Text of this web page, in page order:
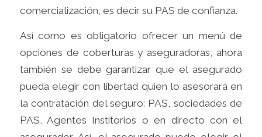
comercialización, es decir su PAS de confianza.
Así como es obligatorio ofrecer un menú de
opciones de coberturas y aseguradoras, ahora
también se debe garantizar que el asegurado
pueda elegir con libertad quien lo asesorará en
la contratación del seguro: PAS, sociedades de
PAS, Agentes Institorios o en directo con el